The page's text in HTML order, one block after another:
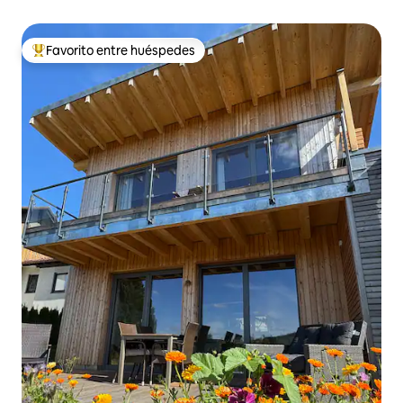
Favorito entre huéspedes preferido
Favorito entre huéspedes